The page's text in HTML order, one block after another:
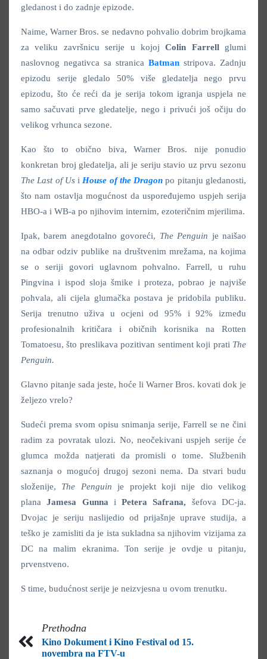
gledanost i do zadnje epizode.
Naime, Warner Bros. se nedavno pohvalio dobrim brojkama
za veliku završnicu serije u kojojColin Farrell glumi
naslovnog negativca sa stranica Batman stripova. Zadnju
epizodu serije gledalo 50% više gledatelja nego prvu
epizodu, što će reći da je serija tokom igranja uspjela ne
samo sačuvati prve gledatelje, nego i privući još očiju do
velikog vrhunca sezone.
Kao što to obično biva, Warner Bros. nije ponudio
konkretan broj gledatelja, ali je seriju stavio uz prvu sezonu
The Last of Usi House of the Dragon po pitanju gledanosti,
što nam ostavlja mogućnost da uspoređujemo uspjeh serija
HBO-a i WB-a po njihovim internim, ezoteričnim mjerilima.
Ipak, barem anegdotalno govoreći, The Penguin je naišao
na odbar odziv publike na društvenim mrežama, na kojima
se o seriji govori uglavnom pohvalno. Farrell, u ruhu
Pingvina i ispod sloja šmike i proteza, pobrao je najviše
pohvala, ali cijela glumačka postava je pridobila publiku.
Serija trenutno uživa u ocjeni od 95% i 92% između
profesionalnih kritičara i običnih korisnika na Rotten
Tomatoesu, što preslikava pozitivan sentiment koji prati The
Penguin.
Glavno pitanje sada jeste, hoće li Warner Bros. kovati dok je
željezo vrelo?
Sudeći prema svom opisu snimanja serije, Farrell se ne čini
radim za povratak ulozi. No, neočekivani uspjeh serije će
glumca možda natjerati da promisli o tome. Službenih
saznanja o mogućoj drugoj sezoni nema. Da stvari budu
složenije, The Penguinje projekt koji nije dio velikog
planaJamesa Gunna iPetera Safrana, šefova DC-ja.
Dvojac je seriju naslijedio od prijašnje uprave studija, a
teško je zamisliti da je ista sukladna sa njihovim vizijama za
DC na malim ekranima. Ton serije je ovdje u pitanju,
prvenstveno.
S time, budućnost serije je neizvjesna u ovom trenutku.
Prethodna
Kino Dokument i Kino Festival od 15.
novembra na FTV-u